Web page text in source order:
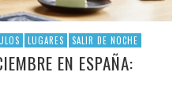
LUGARES SALIR DE NOCHE
EN ESPAÑA: